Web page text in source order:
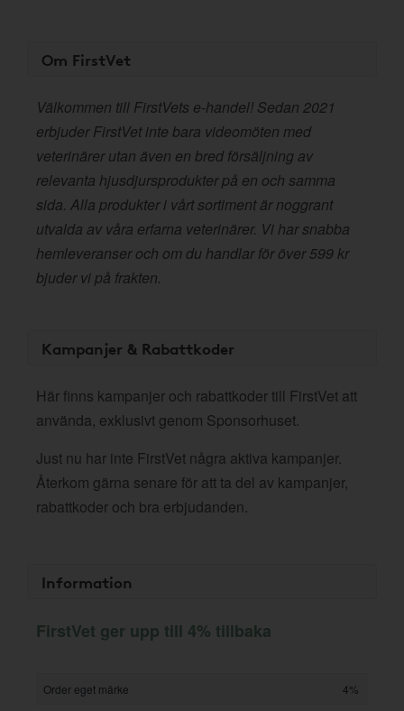
Om FirstVet
Välkommen till FirstVets e-handel! Sedan 2021
erbjuder FirstVet inte bara videomöten med
veterinärer utan även en bred försäljning av
relevanta hjusdjursprodukter på en och samma
sida. Alla produkter i vårt sortiment är noggrant
utvalda av våra erfarna veterinärer. Vi har snabba
hemleveranser och om du handlar för över 599 kr
bjuder vi på frakten.
Kampanjer & Rabattkoder
Här finns kampanjer och rabattkoder till FirstVet att
använda, exklusivt genom Sponsorhuset.
Just nu har inte FirstVet några aktiva kampanjer.
Återkom gärna senare för att ta del av kampanjer,
rabattkoder och bra erbjudanden.
Information
FirstVet ger upp till 4% tillbaka
Order eget märke
4%